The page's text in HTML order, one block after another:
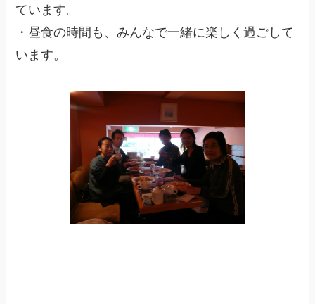
ています。
・昼食の時間も、みんなで一緒に楽しく過ごして
います。